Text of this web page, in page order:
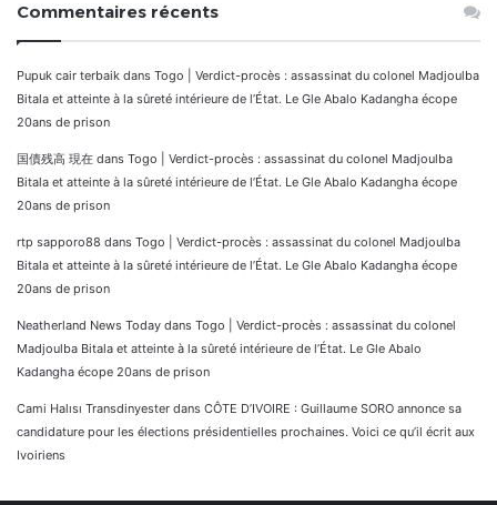
Commentaires récents
Pupuk cair terbaik dans Togo | Verdict-procès : assassinat du colonel Madjoulba
Bitala et atteinte à la sûreté intérieure de l’État. Le Gle Abalo Kadangha écope
20ans de prison
国債残高 現在 dans Togo | Verdict-procès : assassinat du colonel Madjoulba
Bitala et atteinte à la sûreté intérieure de l’État. Le Gle Abalo Kadangha écope
20ans de prison
rtp sapporo88 dans Togo | Verdict-procès : assassinat du colonel Madjoulba
Bitala et atteinte à la sûreté intérieure de l’État. Le Gle Abalo Kadangha écope
20ans de prison
Neatherland News Today dans Togo | Verdict-procès : assassinat du colonel
Madjoulba Bitala et atteinte à la sûreté intérieure de l’État. Le Gle Abalo
Kadangha écope 20ans de prison
Cami Halısı Transdinyester dans CÔTE D’IVOIRE : Guillaume SORO annonce sa
candidature pour les élections présidentielles prochaines. Voici ce qu’il écrit aux
Ivoiriens